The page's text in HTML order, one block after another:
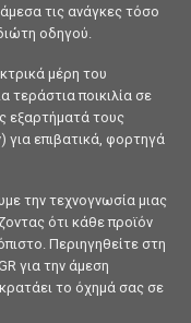
τις ανάγκες τόσο
οδηγού.
μέρη του
τεράστια ποικιλία σε
εξαρτήματά τους
επιβατικά, φορτηγά
την τεχνογνωσία μιας
ότι κάθε προϊόν
Περιηγηθείτε στη
για την άμεση
το όχημά σας σε